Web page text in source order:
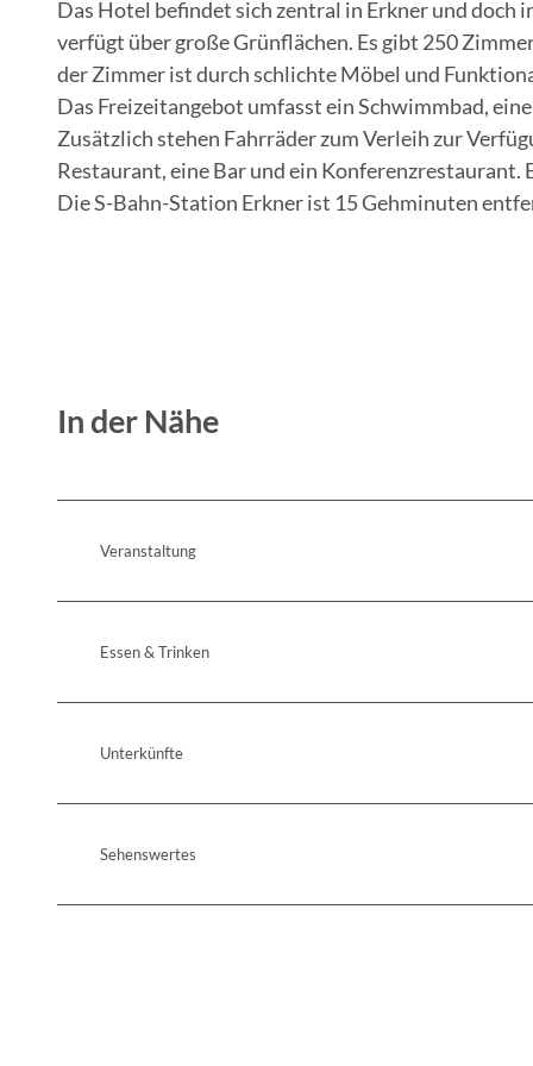
z
e
n
t
r
e
Das Hotel befindet sich zentral in Erkner und doch
verfügt über große Grünflächen. Es gibt 250
der Zimmer ist durch schlichte Möbel und
Das Freizeitangebot umfasst ein Schwimmbad,
Zusätzlich stehen Fahrräder zum Verleih zur
Restaurant, eine Bar und ein
Die S-Bahn-Station Erkner ist 15 Gehminuten
In der Nähe
Veranstaltung
Essen & Trinken
Unterkünfte
Sehenswertes